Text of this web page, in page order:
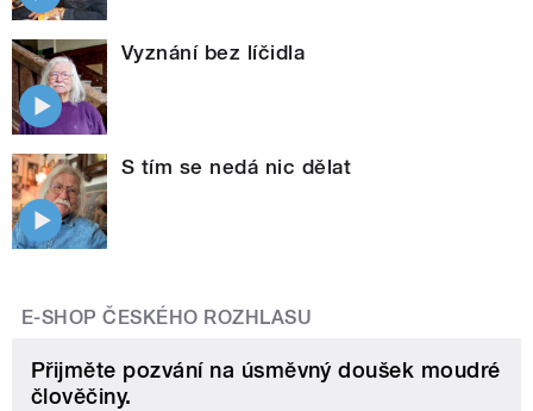
Vyznání bez líčidla
S tím se nedá nic dělat
E-SHOP ČESKÉHO ROZHLASU
Přijměte pozvání na úsměvný doušek moudré
člověčiny.